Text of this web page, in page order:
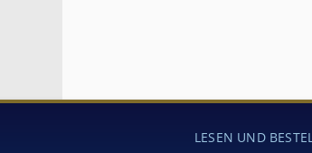
LESEN UND